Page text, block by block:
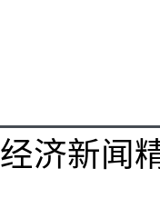
经济新闻